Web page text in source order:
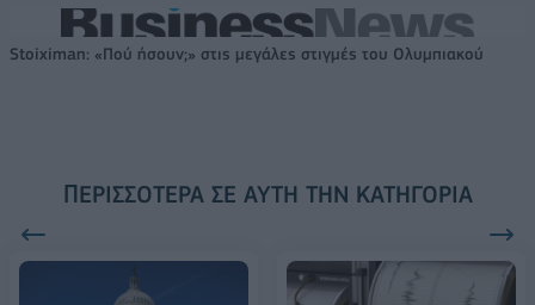
Stoiximan: «Πού ήσουν;» στις μεγάλες στιγμές του Ολυμπιακού
ΠΕΡΙΣΣΌΤΕΡΑ ΣΕ ΑΥΤΉ ΤΗΝ ΚΑΤΗΓΟΡΊΑ